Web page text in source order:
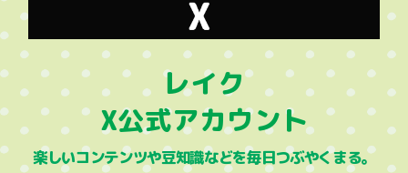
レイク
X公式アカウント
楽しいコンテンツや豆知識などを毎日つぶやくまる。